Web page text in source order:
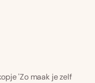
'Zo maak je zelf